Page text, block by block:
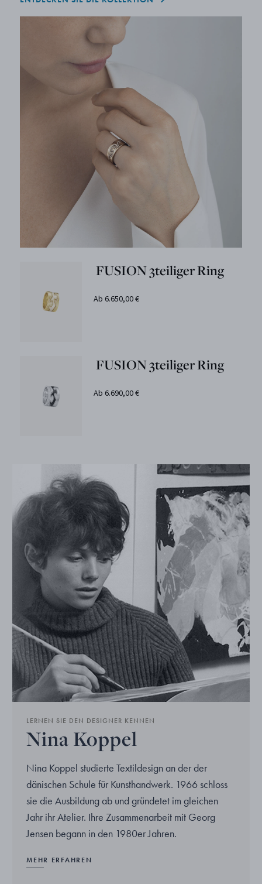
FUSION 3teiliger Ring
Ab 6.650,00 €
FUSION 3teiliger Ring
Ab 6.690,00 €
LERNEN SIE DEN DESIGNER KENNEN
Nina Koppel
Nina Koppel studierte Textildesign an der der
dänischen Schule für Kunsthandwerk. 1966 schloss
sie die Ausbildung ab und gründetet im gleichen
Jahr ihr Atelier. Ihre Zusammenarbeit mit Georg
Jensen begann in den 1980er Jahren.
MEHR ERFAHREN